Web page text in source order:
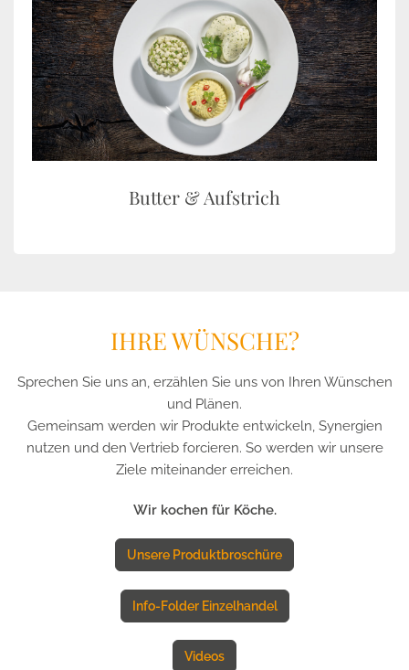
Butter & Aufstrich
IHRE WÜNSCHE?
Sprechen Sie uns an, erzählen Sie uns von Ihren Wünschen
und Plänen.
Gemeinsam werden wir Produkte entwickeln, Synergien
nutzen und den Vertrieb forcieren. So werden wir unsere
Ziele miteinander erreichen.
Wir kochen für Köche.
Unsere Produktbroschüre
Info-Folder Einzelhandel
Videos